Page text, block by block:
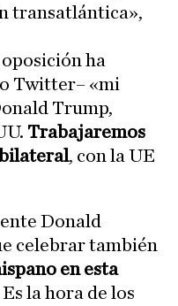
transatlántica»,
ha
Twitter– «mi
Trump,
Trabajaremos
, con la UE
Donald
celebrar también
en esta
Es la hora de los